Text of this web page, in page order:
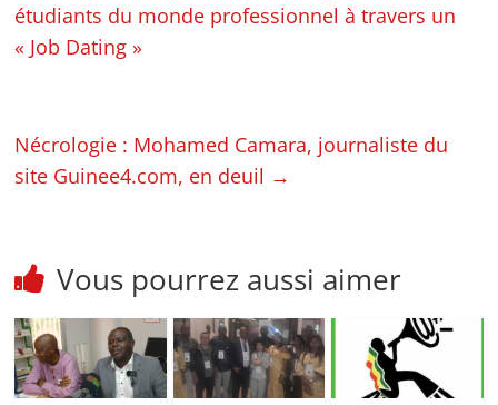
étudiants du monde professionnel à travers un
« Job Dating »
Nécrologie : Mohamed Camara, journaliste du
site Guinee4.com, en deuil →
Vous pourrez aussi aimer